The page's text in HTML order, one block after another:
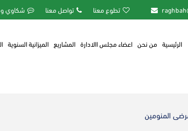
تطوع معنا تواصل معنا شكاوي
الرئيسية من نحن اعضاء مجلس االادارة المشاريع الميزانية السنوية
المنومين